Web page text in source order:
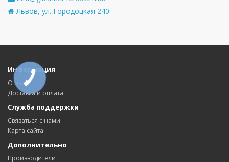
Львов, ул. Городоцкая 240
Информация
О нас
Доставка и оплата
Служба поддержки
Связаться с нами
Карта сайта
Дополнительно
Производители
КНОПКА
СВЯЗИ